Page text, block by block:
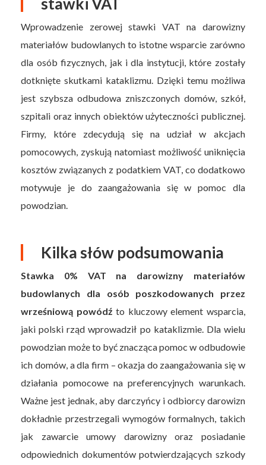
Wprowadzenie zerowej stawki VAT na darowizny
materiałów budowlanych to istotne wsparcie zarówno
dla osób fizycznych, jak i dla instytucji, które zostały
dotknięte skutkami kataklizmu. Dzięki temu możliwa
jest szybsza odbudowa zniszczonych domów, szkół,
szpitali oraz innych obiektów użyteczności publicznej.
Firmy, które zdecydują się na udział w akcjach
pomocowych, zyskują natomiast możliwość uniknięcia
kosztów związanych z podatkiem VAT, co dodatkowo
motywuje je do zaangażowania się w pomoc dla
powodzian.
Kilka słów podsumowania
Stawka 0% VAT na darowizny materiałów
budowlanych dla osób poszkodowanych przez
wrześniową powódź to kluczowy element wsparcia,
jaki polski rząd wprowadził po kataklizmie. Dla wielu
powodzian może to być znacząca pomoc w odbudowie
ich domów, a dla firm – okazja do zaangażowania się w
działania pomocowe na preferencyjnych warunkach.
Ważne jest jednak, aby darczyńcy i odbiorcy darowizn
dokładnie przestrzegali wymogów formalnych, takich
jak zawarcie umowy darowizny oraz posiadanie
odpowiednich dokumentów potwierdzających szkody